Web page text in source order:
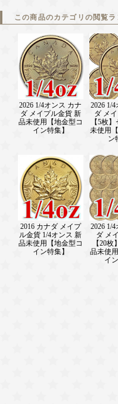
この商品のカテゴリの閲覧
2026 1/4オンス カナ
ダ メイプル金貨 新
品未使用【地金型コ
イン特集】
2026 1/
ダ メ
【5枚
未使用
ン
2016 カナダ メイプ
ル金貨 1/4オンス 新
品未使用【地金型コ
イン特集】
2026 1/
ダ メ
【20
品未使
イ